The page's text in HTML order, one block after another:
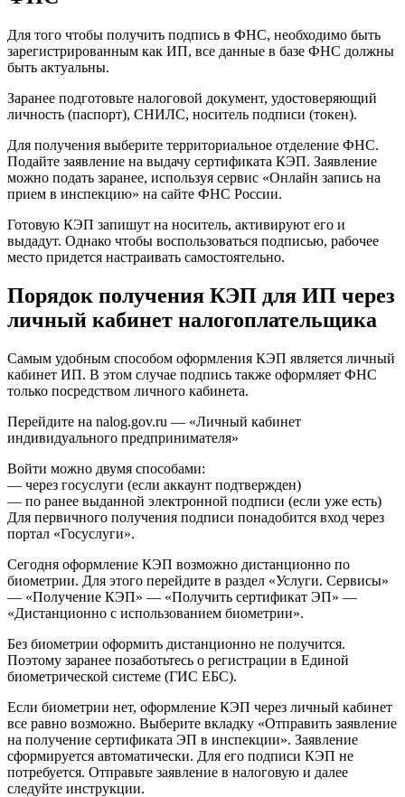
Для того чтобы получить подпись в ФНС, необходимо быть
зарегистрированным как ИП, все данные в базе ФНС должны
быть актуальны.
Заранее подготовьте налоговой документ, удостоверяющий
личность (паспорт), СНИЛС, носитель подписи (токен).
Для получения выберите территориальное отделение ФНС.
Подайте заявление на выдачу сертификата КЭП. Заявление
можно подать заранее, используя сервис «Онлайн запись на
прием в инспекцию» на сайте ФНС России.
Готовую КЭП запишут на носитель, активируют его и
выдадут. Однако чтобы воспользоваться подписью, рабочее
место придется настраивать самостоятельно.
Порядок получения КЭП для ИП через
личный кабинет налогоплательщика
Самым удобным способом оформления КЭП является личный
кабинет ИП. В этом случае подпись также оформляет ФНС
только посредством личного кабинета.
Перейдите на nalog.gov.ru — «Личный кабинет
индивидуального предпринимателя»
Войти можно двумя способами:
— через госуслуги (если аккаунт подтвержден)
— по ранее выданной электронной подписи (если уже есть)
Для первичного получения подписи понадобится вход через
портал «Госуслуги».
Сегодня оформление КЭП возможно дистанционно по
биометрии. Для этого перейдите в раздел «Услуги. Сервисы»
— «Получение КЭП» — «Получить сертификат ЭП» —
«Дистанционно с использованием биометрии».
Без биометрии оформить дистанционно не получится.
Поэтому заранее позаботьтесь о регистрации в Единой
биометрической системе (ГИС ЕБС).
Если биометрии нет, оформление КЭП через личный кабинет
все равно возможно. Выберите вкладку «Отправить заявление
на получение сертификата ЭП в инспекции». Заявление
сформируется автоматически. Для его подписи КЭП не
потребуется. Отправьте заявление в налоговую и далее
следуйте инструкции.